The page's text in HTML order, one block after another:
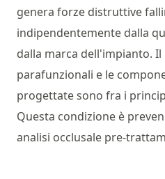
genera forze distruttive
indipendentemente dalla
dalla marca dell'impianto.
parafunzionali e le
progettate sono fra i
Questa condizione è
analisi occlusale pre-